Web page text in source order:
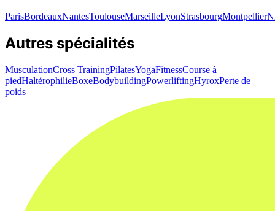
ParisBordeauxNantesToulouseMarseilleLyonStrasbourgMontpellier
Autres spécialités
MusculationCross TrainingPilatesYogaFitnessCourse à
piedHaltérophilieBoxeBodybuildingPowerliftingHyroxPerte de
poids